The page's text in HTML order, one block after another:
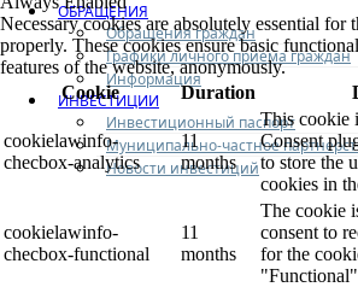
ОБРАЩЕНИЯ
Обращения граждан
Графики личного приема граждан
Информация
ИНВЕСТИЦИИ
Инвестиционный паспорт
Муниципально-частное
Новости инвестиций
Necessary cookies are absolutely essential for
properly. These cookies ensure basic
features of the website, anonymously.
Cookie
Duration
cookielawinfo-
checbox-analytics
11
months
This cookie
Consent
to store the
cookies in
cookielawinfo-
checbox-functional
11
months
The cookie
consent to
for the